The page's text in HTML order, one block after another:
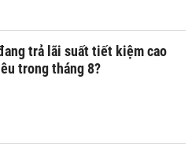
trả lãi suất tiết kiệm cao
trong tháng 8?